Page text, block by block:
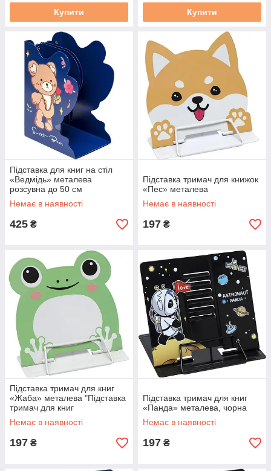
Купити Купити
Підставка для книг на стіл
«Ведмідь» металева
розсувна до 50 см
Немає в наявності
425 ₴
Підставка тримач для книжок
«Пес» металева
Немає в наявності
197 ₴
Підставка тримач для книг
«Жаба» металева "Підставка
тримач для книг
Немає в наявності
197 ₴
Підставка тримач для книг
«Панда» металева, чорна
Немає в наявності
197 ₴